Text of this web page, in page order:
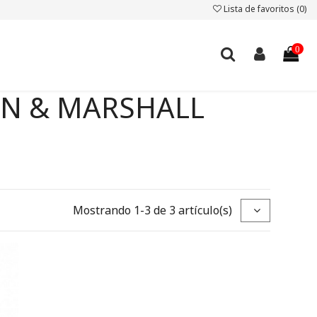
Lista de favoritos (0)
0
& MARSHALL
Mostrando 1-3 de 3 artículo(s)